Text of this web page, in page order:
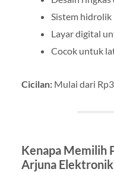
Sistem
Layar digital
Cocok untuk
Cicilan:Mulai dari
Kenapa Memilih
Arjuna